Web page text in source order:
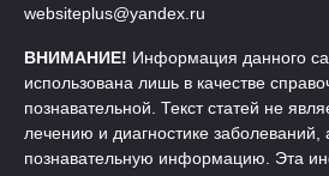
websiteplus@yandex.ru
ВНИМАНИЕ! Информация данного
использована лишь в качестве
познавательной. Текст статей не
лечению и диагностике заболеваний,
познавательную информацию. Эта